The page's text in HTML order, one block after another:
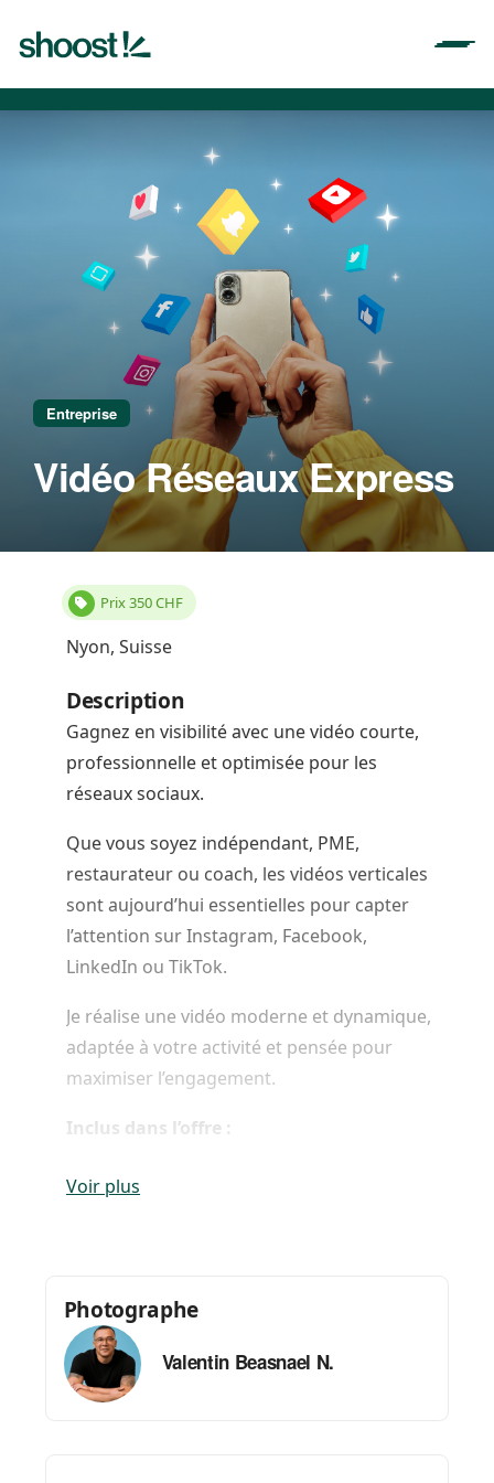
contenu
Entreprise
Vidéo Réseaux Express
Prix350CHF
Nyon, Suisse
Description
Gagnez en visibilité avec une vidéo courte,
professionnelle et optimisée pour les
réseaux sociaux.
Que vous soyez indépendant, PME,
restaurateur ou coach, les vidéos verticales
sont aujourd’hui essentielles pour capter
l’attention sur Instagram, Facebook,
LinkedIn ou TikTok.
Je réalise une vidéo moderne et dynamique,
adaptée à votre activité et pensée pour
maximiser l’engagement.
Inclus dans l’offre :
1h de tournage
dynamique sans prise de parole
Mini accompagnement pour structurer
votre message
Sous-titres intégrés
Voir plus
Photographe
Valentin Beasnael N.